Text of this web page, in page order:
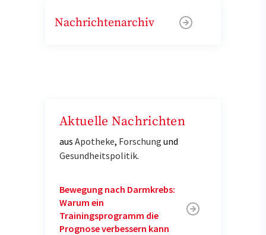
Nachrichtenarchiv
Aktuelle Nachrichten
aus Apotheke, Forschung und
Gesundheitspolitik.
Bewegung nach Darmkrebs:
Warum ein
Trainingsprogramm die
Prognose verbessern kann